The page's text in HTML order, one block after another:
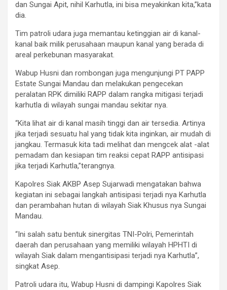
dan Sungai Apit, nihil Karhutla, ini bisa meyakinkan kita,”kata
dia.
Tim patroli udara juga memantau ketinggian air di kanal-
kanal baik milik perusahaan maupun kanal yang berada di
areal perkebunan masyarakat.
Wabup Husni dan rombongan juga mengunjungi PT PAPP
Estate Sungai Mandau dan melakukan pengecekan
peralatan RPK dimiliki RAPP dalam rangka mitigasi terjadi
karhutla di wilayah sungai mandau sekitar nya.
“Kita lihat air di kanal masih tinggi dan air tersedia. Artinya
jika terjadi sesuatu hal yang tidak kita inginkan, air mudah di
jangkau. Termasuk kita tadi melihat dan mengcek alat -alat
pemadam dan kesiapan tim reaksi cepat RAPP antisipasi
jika terjadi Karhutla,”terangnya.
Kapolres Siak AKBP Asep Sujarwadi mengatakan bahwa
kegiatan ini sebagai langkah antisipasi terjadi nya Karhutla
dan perambahan hutan di wilayah Siak Khusus nya Sungai
Mandau.
“Ini salah satu bentuk sinergitas TNI-Polri, Pemerintah
daerah dan perusahaan yang memiliki wilayah HPHTI di
wilayah Siak dalam mengantisipasi terjadi nya Karhutla”,
singkat Asep.
Patroli udara itu, Wabup Husni di dampingi Kapolres Siak